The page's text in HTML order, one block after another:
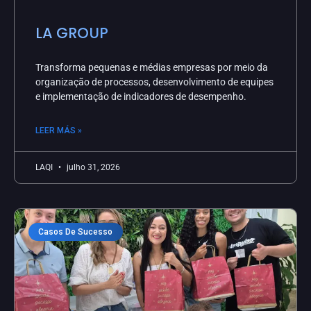
LA GROUP
Transforma pequenas e médias empresas por meio da
organização de processos, desenvolvimento de equipes
e implementação de indicadores de desempenho.
LEER MÁS »
LAQI julho 31, 2026
Casos De Sucesso